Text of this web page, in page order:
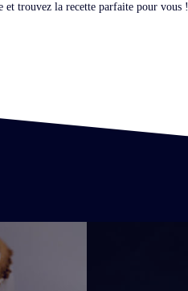
et trouvez la recette parfaite pour vous !